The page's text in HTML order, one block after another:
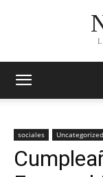
sociales Uncategorized